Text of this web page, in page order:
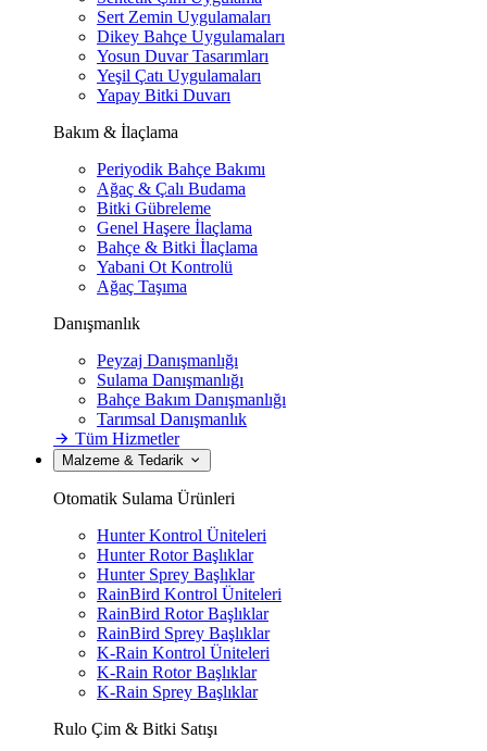
Sert Zemin Uygulamaları
Dikey Bahçe Uygulamaları
Yosun Duvar Tasarımları
Yeşil Çatı Uygulamaları
Yapay Bitki Duvarı
Bakım & İlaçlama
Periyodik Bahçe Bakımı
Ağaç & Çalı Budama
Bitki Gübreleme
Genel Haşere İlaçlama
Bahçe & Bitki İlaçlama
Yabani Ot Kontrolü
Ağaç Taşıma
Danışmanlık
Peyzaj Danışmanlığı
Sulama Danışmanlığı
Bahçe Bakım Danışmanlığı
Tarımsal Danışmanlık
Tüm Hizmetler
Malzeme & Tedarik
Otomatik Sulama Ürünleri
Hunter Kontrol Üniteleri
Hunter Rotor Başlıklar
Hunter Sprey Başlıklar
RainBird Kontrol Üniteleri
RainBird Rotor Başlıklar
RainBird Sprey Başlıklar
K-Rain Kontrol Üniteleri
K-Rain Rotor Başlıklar
K-Rain Sprey Başlıklar
Rulo Çim & Bitki Satışı